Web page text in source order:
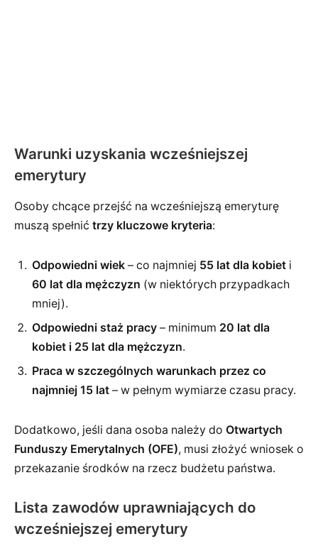
Warunki uzyskania wcześniejszej
emerytury
Osoby chcące przejść na wcześniejszą emeryturę
muszą spełnić trzy kluczowe kryteria:
Odpowiedni wiek – co najmniej 55 lat dla kobiet i
60 lat dla mężczyzn (w niektórych przypadkach
mniej).
Odpowiedni staż pracy – minimum 20 lat dla
kobiet i 25 lat dla mężczyzn.
Praca w szczególnych warunkach przez co
najmniej 15 lat – w pełnym wymiarze czasu pracy.
Dodatkowo, jeśli dana osoba należy do Otwartych
Funduszy Emerytalnych (OFE), musi złożyć wniosek o
przekazanie środków na rzecz budżetu państwa.
Lista zawodów uprawniających do
wcześniejszej emerytury